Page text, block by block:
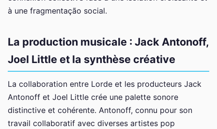
à une fragmentação social.
La production musicale : Jack Antonoff,
Joel Little et la synthèse créative
La collaboration entre Lorde et les producteurs Jack
Antonoff et Joel Little crée une palette sonore
distinctive et cohérente. Antonoff, connu pour son
travail collaboratif avec diverses artistes pop